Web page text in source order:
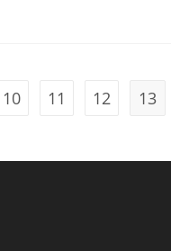
10 11 12 13